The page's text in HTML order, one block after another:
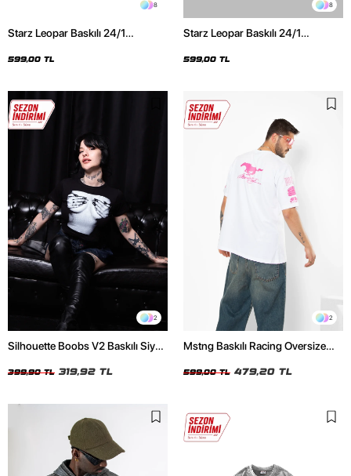
8
Starz Leopar Baskılı 24/1
599,00 TL
8
Starz Leopar Baskılı 24/1
599,00 TL
2
Silhouette Boobs V2 Baskılı Siyah
399,90 TL 319,92 TL
2
Mstng Baskılı Racing Oversize
599,00 TL 479,20 TL